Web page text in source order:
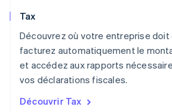
Tax
Découvrez où votre entreprise doit
facturez automatiquement le
et accédez aux rapports
vos déclarations fiscales.
Découvrir Tax
Nouvelle-Zélande
Pays-Bas
NederlandsEnglish
Pologne
Portugal